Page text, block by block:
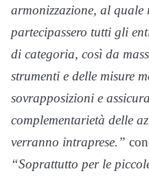
armonizzazione, al
partecipassero tutti gli
di categoria, così da
strumenti e delle misure
sovrapposizioni e
complementarietà delle
verranno intraprese.”
“Soprattutto per le